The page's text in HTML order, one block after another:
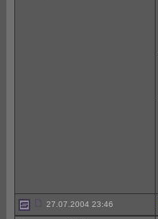
27.07.2004 23:46